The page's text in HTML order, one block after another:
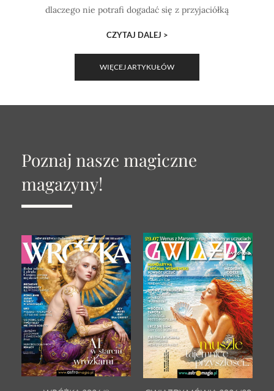
dlaczego nie potrafi dogadać się z przyjaciółką
CZYTAJ DALEJ >
WIĘCEJ ARTYKUŁÓW
Poznaj nasze magiczne
magazyny!